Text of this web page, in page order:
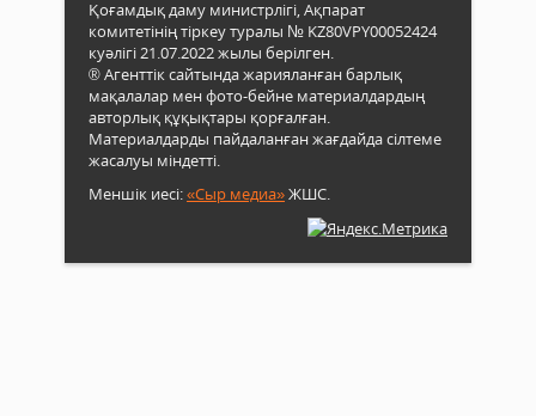
Қоғамдық даму министрлігі, Ақпарат
комитетінің тіркеу туралы № KZ80VPY00052424
куәлігі 21.07.2022 жылы берілген.
® Агенттік сайтында жарияланған барлық
мақалалар мен фото-бейне материалдардың
авторлық құқықтары қорғалған.
Материалдарды пайдаланған жағдайда сілтеме
жасалуы міндетті.
Меншік иесі:«Сыр медиа»ЖШС.